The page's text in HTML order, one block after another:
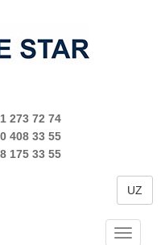
jarayonni
tizimi
273 72 74
408 33 55
175 33 55
UZ